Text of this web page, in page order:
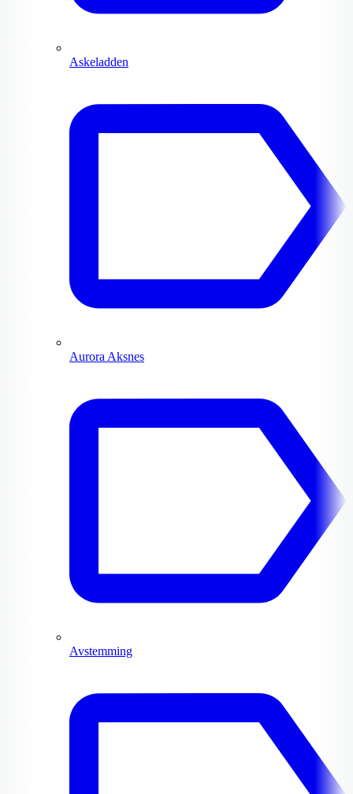
Askeladden
Aurora Aksnes
Avstemming